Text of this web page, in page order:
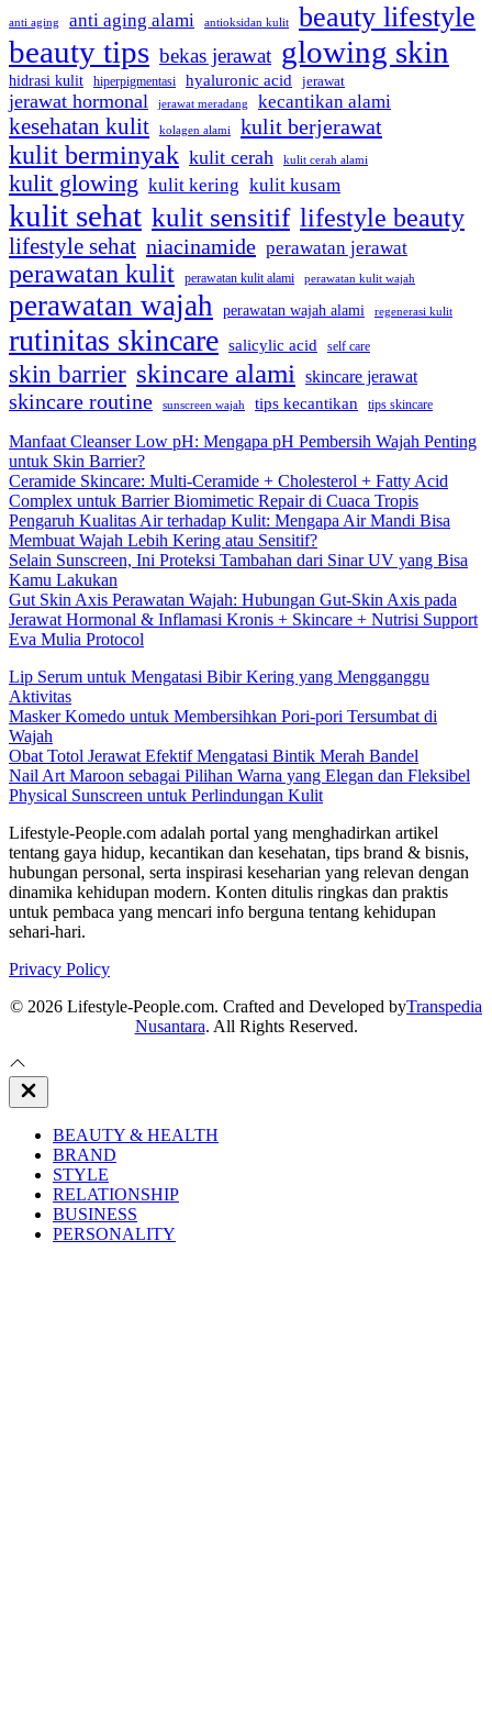
anti aging anti aging alami antioksidan kulit beauty lifestyle
beauty tips bekas jerawat glowing skin
hidrasi kulit hiperpigmentasi hyaluronic acid jerawat
jerawat hormonal jerawat meradang kecantikan alami
kesehatan kulit kolagen alami kulit berjerawat
kulit berminyak kulit cerah kulit cerah alami
kulit glowing kulit kering kulit kusam
kulit sehat kulit sensitif lifestyle beauty
lifestyle sehat niacinamide perawatan jerawat
perawatan kulit perawatan kulit alami perawatan kulit wajah
perawatan wajah perawatan wajah alami regenerasi kulit
rutinitas skincare salicylic acid self care
skin barrier skincare alami skincare jerawat
skincare routine sunscreen wajah tips kecantikan tips skincare
Manfaat Cleanser Low pH: Mengapa pH Pembersih Wajah Penting
untuk Skin Barrier?
Ceramide Skincare: Multi-Ceramide + Cholesterol + Fatty Acid
Complex untuk Barrier Biomimetic Repair di Cuaca Tropis
Pengaruh Kualitas Air terhadap Kulit: Mengapa Air Mandi Bisa
Membuat Wajah Lebih Kering atau Sensitif?
Selain Sunscreen, Ini Proteksi Tambahan dari Sinar UV yang Bisa
Kamu Lakukan
Gut Skin Axis Perawatan Wajah: Hubungan Gut-Skin Axis pada
Jerawat Hormonal & Inflamasi Kronis + Skincare + Nutrisi Support
Eva Mulia Protocol
Lip Serum untuk Mengatasi Bibir Kering yang Mengganggu
Aktivitas
Masker Komedo untuk Membersihkan Pori-pori Tersumbat di
Wajah
Obat Totol Jerawat Efektif Mengatasi Bintik Merah Bandel
Nail Art Maroon sebagai Pilihan Warna yang Elegan dan Fleksibel
Physical Sunscreen untuk Perlindungan Kulit
Lifestyle-People.com adalah portal yang menghadirkan artikel
tentang gaya hidup, kecantikan dan kesehatan, tips brand & bisnis,
hubungan personal, serta inspirasi keseharian yang relevan dengan
dinamika kehidupan modern. Konten ditulis ringkas dan praktis
untuk pembaca yang mencari info berguna tentang kehidupan
sehari-hari.
Privacy Policy
© 2026 Lifestyle-People.com. Crafted and Developed byTranspedia
Nusantara. All Rights Reserved.
Close
Off
BEAUTY & HEALTH
BRAND
STYLE
RELATIONSHIP
BUSINESS
PERSONALITY